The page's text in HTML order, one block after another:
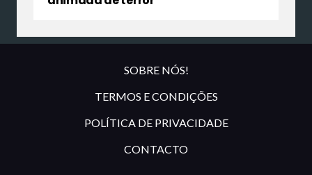
SOBRE NÓS!
TERMOS E CONDIÇÕES
POLÍTICA DE PRIVACIDADE
CONTACTO